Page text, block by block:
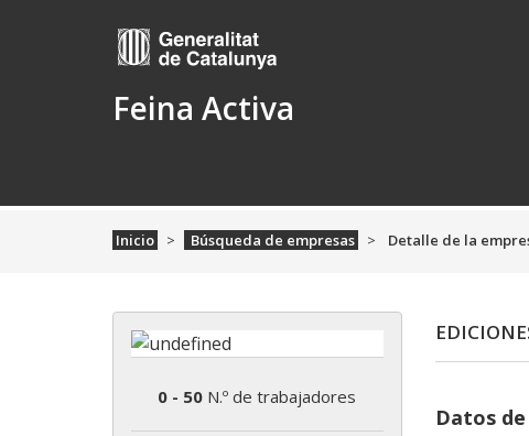
Feina Activa
Inicio Búsqueda de empresas Detalle de la
0 - 50 N.º de trabajadores
Datos